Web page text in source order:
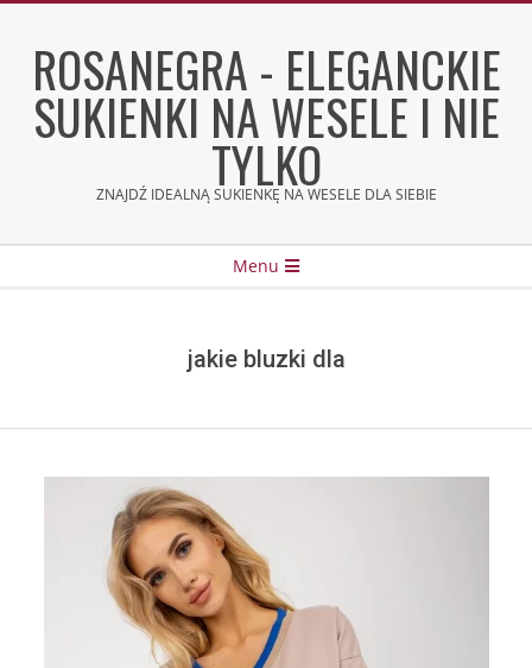
contentROSANEGRA - ELEGANCKIE
SUKIENKI NA WESELE I NIE
TYLKO
ZNAJDŹ IDEALNĄ SUKIENKĘ NA WESELE DLA SIEBIE
Menu
jakie bluzki dla